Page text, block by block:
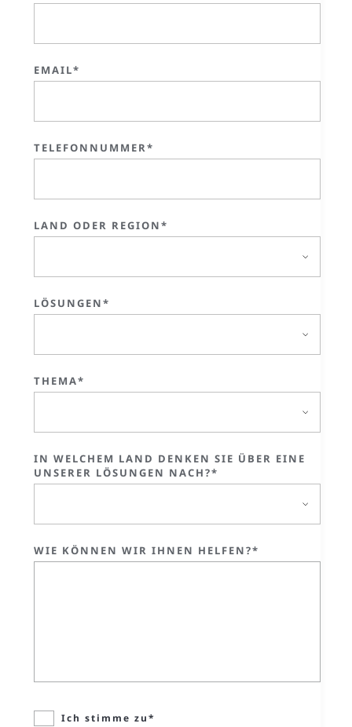
EMAIL*
TELEFONNUMMER*
LAND ODER REGION*
LÖSUNGEN*
THEMA*
IN WELCHEM LAND DENKEN SIE ÜBER EINE
UNSERER LÖSUNGEN NACH?*
WIE KÖNNEN WIR IHNEN HELFEN?*
Ich stimme zu*